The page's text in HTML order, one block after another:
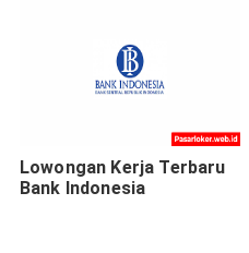
Lowongan Kerja Terbaru
Bank Indonesia